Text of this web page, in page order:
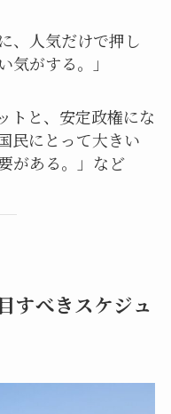
、人気だけで押し
気がする。」
トと、安定政権にな
民にとって大きい
がある。」など
すべきスケジュ